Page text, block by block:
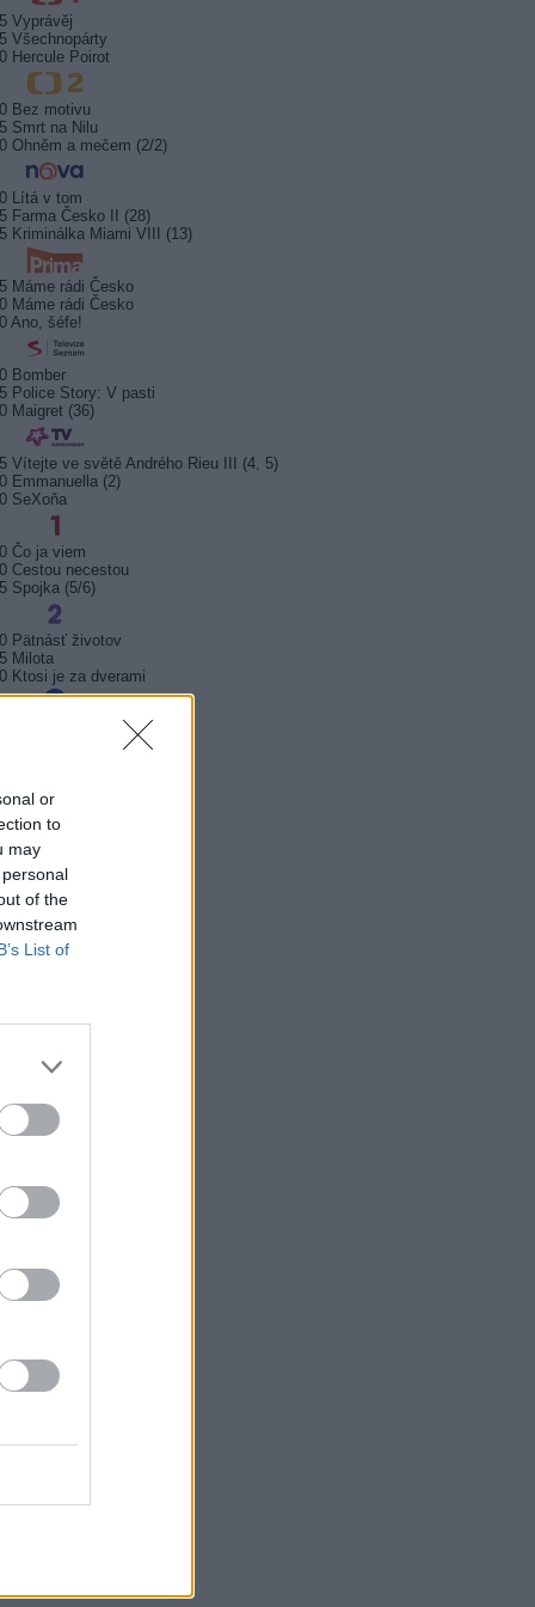
or
to
may
of the
List of
Vyprávěj
Všechnopárty
Hercule Poirot
Bez motivu
Smrt na Nilu
Ohněm a mečem (2/2)
Lítá v tom
Farma Česko II (28)
Kriminálka Miami VIII (13)
Máme rádi Česko
Máme rádi Česko
Ano, šéfe!
Bomber
Police Story: V pasti
Maigret (36)
Vítejte ve světě Andrého Rieu III (4, 5)
Emmanuella (2)
SeXoňa
Čo ja viem
Cestou necestou
Spojka (5/6)
Pätnásť životov
Milota
Ktosi je za dverami
Svatba upírů
Dr. Dokonalý (15)
Medicopter 117 (76)